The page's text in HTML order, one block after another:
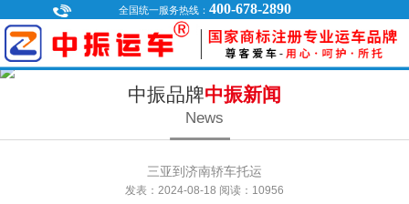
全国统一服务热线： 400-678-2890
中振品牌中振新闻
News
三亚到济南轿车托运
发表：2024-08-18 阅读：10956